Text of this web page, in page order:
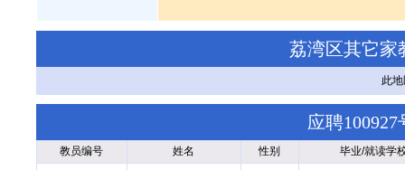
荔湾区其它家
此
应聘
教员编号 姓名 性别 毕业/就读学